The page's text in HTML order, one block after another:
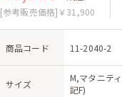
[参考販売価格]￥31,900
商品コード 11-2040-2
サイズ
M,マタニテ
記F)